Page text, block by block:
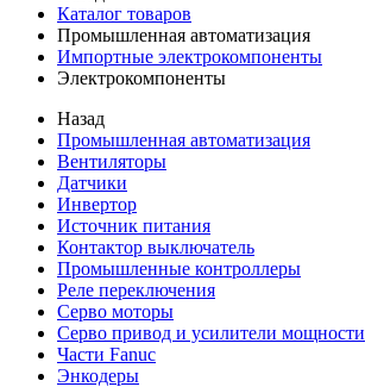
Каталог товаров
Промышленная автоматизация
Импортные электрокомпоненты
Электрокомпоненты
Назад
Промышленная автоматизация
Вентиляторы
Датчики
Инвертор
Источник питания
Контактор выключатель
Промышленные контроллеры
Реле переключения
Серво моторы
Серво привод и усилители мощности
Части Fanuc
Энкодеры